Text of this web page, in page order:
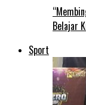
Belajar
Sport